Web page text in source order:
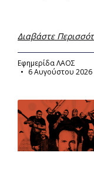
Διαβάστε
Εφημερίδα ΛΑΟΣ
6 Αυγούστου 2026